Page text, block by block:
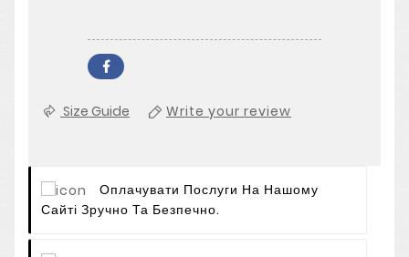
Size Guide Write your review
Оплачувати Послуги На Нашому
Сайті Зручно Та Безпечно.